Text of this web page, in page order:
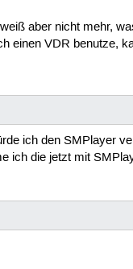
aber nicht mehr,
VDR benutze,
ich den SMPlayer
ich die jetzt mit